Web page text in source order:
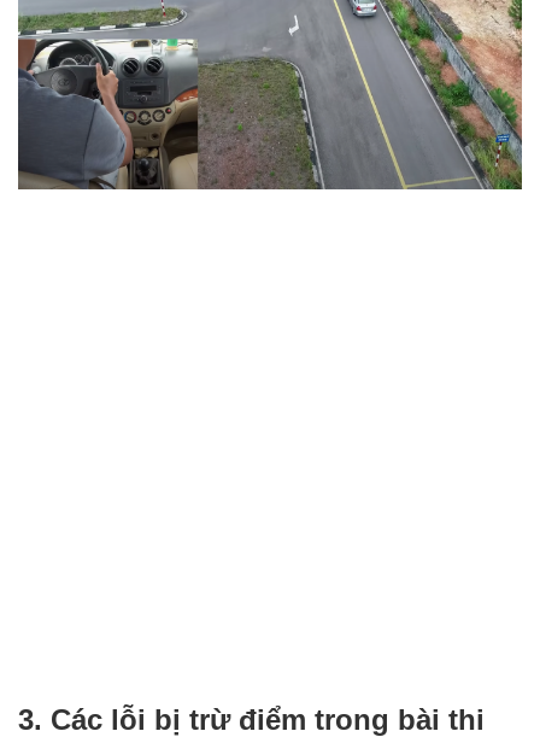
3. Các lỗi bị trừ điểm trong bài thi